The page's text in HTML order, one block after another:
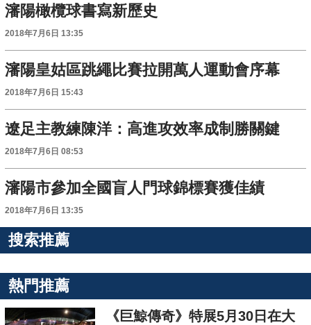
瀋陽橄欖球書寫新歷史
2018年7月6日 13:35
瀋陽皇姑區跳繩比賽拉開萬人運動會序幕
2018年7月6日 15:43
遼足主教練陳洋：高進攻效率成制勝關鍵
2018年7月6日 08:53
瀋陽市參加全國盲人門球錦標賽獲佳績
2018年7月6日 13:35
搜索推薦
熱門推薦
《巨鯨傳奇》特展5月30日在大